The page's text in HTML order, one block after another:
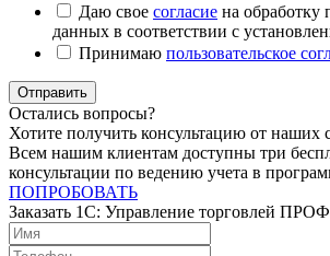
Даю свое согласие на обработку
данных в соответствии с
Принимаю пользовательское
Отправить
Остались вопросы?
Хотите получить консультацию от наших
Всем нашим клиентам доступны три
консультации по ведению учета в
ПОПРОБОВАТЬ
Заказать 1C: Управление торговлей